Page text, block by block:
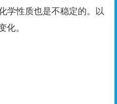
学性质也是不稳定的。以
化。